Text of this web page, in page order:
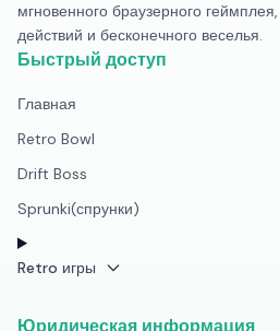
мгновенного браузерного
действий и бесконечного веселья.
Быстрый доступ
Главная
Retro Bowl
Drift Boss
Sprunki(спрунки)
Retro игры
Юридическая информация